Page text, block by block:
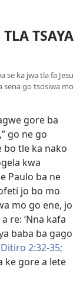
TSAYA
se ka jwa tla fa Jesu
sena go tsosiwa mo
gore ba
go ne go
bo tle ka nako
kwa
Paulo ba ne
jo bo mo
mo go ene, jo
re: ‘Nna kafa
baba ba gago
Ditiro 2:32-35;
ke gore a lete